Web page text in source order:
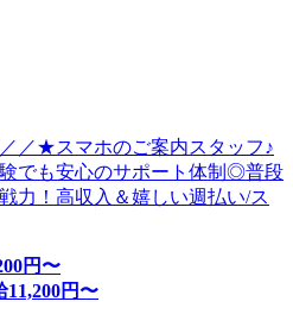
／★スマホのご案内スタッフ♪
でも安心のサポート体制◎普段
力！高収入＆嬉しい週払い/ス
円〜
11,200円〜